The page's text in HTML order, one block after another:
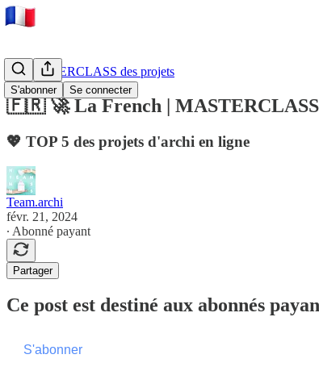
S'abonner Se connecter
🚀 MASTERCLASS des projets
🇫🇷 🚀 La French | MASTERCLASS
💖 TOP 5 des projets d'archi en ligne
Team.archi
févr. 21, 2024
∙ Abonné payant
Partager
Ce post est destiné aux abonnés
S'abonner